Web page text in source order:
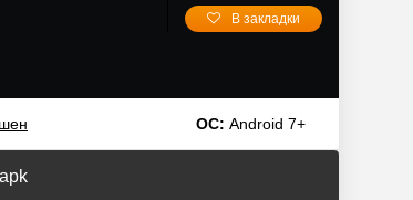
В закладки
ОС: Android 7+